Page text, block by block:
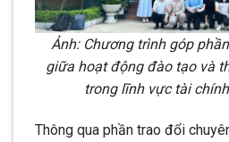
Ảnh: Chương trình góp
giữa hoạt động đào tạo và
trong lĩnh vực tài
Thông qua phần trao đổi